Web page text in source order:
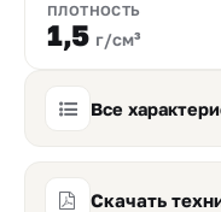
ПЛОТНОСТЬ
1,5 г/см³
Все
Скачать